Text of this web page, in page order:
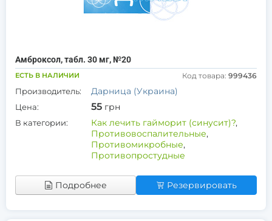
Амброксол, табл. 30 мг, №20
ЕСТЬ В НАЛИЧИИ Код товара: 999436
Производитель: Дарница (Украина)
Цена: 55 грн
В категории: Как лечить гайморит (синусит)?,
Противовоспалительные,
Противомикробные,
Противопростудные
Подробнее Резервировать